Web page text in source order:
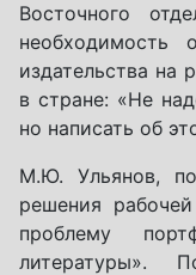
Восточного
необходимость
издательства на
в стране: «Не
но написать об
М.Ю. Ульянов,
решения
проблему
литературы».